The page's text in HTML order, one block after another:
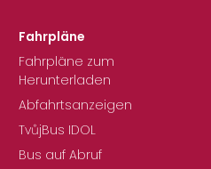
Fahrpläne
Fahrpläne zum
Herunterladen
Abfahrtsanzeigen
TvůjBus IDOL
Bus auf Abruf